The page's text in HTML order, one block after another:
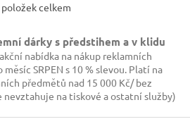
O
l
á
d
a
c
p
položek celkem
dárky s předstihem a v klidu
nabídka na nákup reklamních
SRPEN s 10 % slevou. Platí na
předmětů nad 15 000 Kč/ bez
nevztahuje na tiskové a ostatní služby)